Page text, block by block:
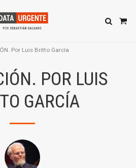
Por Luis Britto García
POR LUIS
GARCÍA